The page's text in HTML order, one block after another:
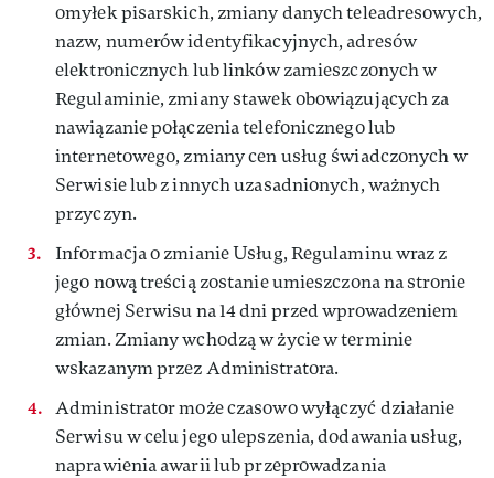
omyłek pisarskich, zmiany danych teleadresowych,
nazw, numerów identyfikacyjnych, adresów
elektronicznych lub linków zamieszczonych w
Regulaminie, zmiany stawek obowiązujących za
nawiązanie połączenia telefonicznego lub
internetowego, zmiany cen usług świadczonych w
Serwisie lub z innych uzasadnionych, ważnych
przyczyn.
Informacja o zmianie Usług, Regulaminu wraz z
jego nową treścią zostanie umieszczona na stronie
głównej Serwisu na 14 dni przed wprowadzeniem
zmian. Zmiany wchodzą w życie w terminie
wskazanym przez Administratora.
Administrator może czasowo wyłączyć działanie
Serwisu w celu jego ulepszenia, dodawania usług,
naprawienia awarii lub przeprowadzania